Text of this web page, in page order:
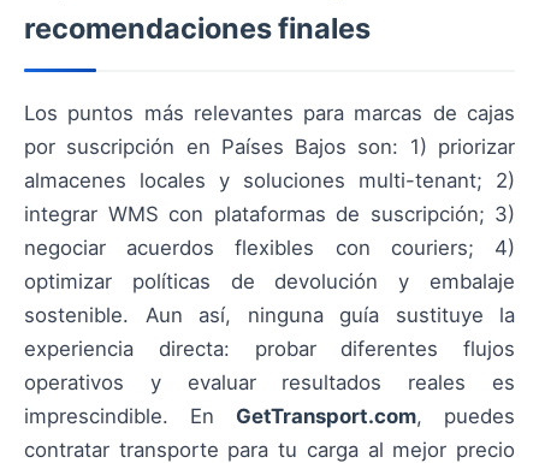
recomendaciones finales
Los puntos más relevantes para marcas de cajas
por suscripción en Países Bajos son: 1) priorizar
almacenes locales y soluciones multi-tenant; 2)
integrar WMS con plataformas de suscripción; 3)
negociar acuerdos flexibles con couriers; 4)
optimizar políticas de devolución y embalaje
sostenible. Aun así, ninguna guía sustituye la
experiencia directa: probar diferentes flujos
operativos y evaluar resultados reales es
imprescindible. En GetTransport.com, puedes
contratar transporte para tu carga al mejor precio